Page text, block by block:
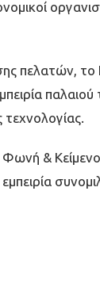
πελατών, το
&